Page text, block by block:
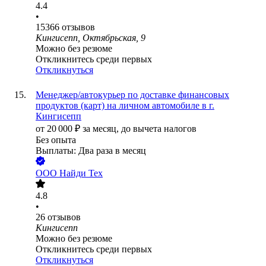
4.4
•
15366 отзывов
Кингисепп, Октябрьская, 9
Можно без резюме
Откликнитесь среди первых
Откликнуться
Менеджер/автокурьер по доставке финансовых
продуктов (карт) на личном автомобиле в г.
Кингисепп
от 20 000 ₽ за месяц, до вычета налогов
Без опыта
Выплаты: Два раза в месяц
ООО Найди Тех
4.8
•
26 отзывов
Кингисепп
Можно без резюме
Откликнитесь среди первых
Откликнуться